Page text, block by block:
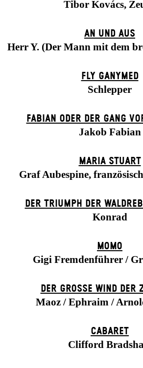
Tibor Kovács,
AN UND AUS
Herr Y. (Der Mann mit dem
FLY GANYMED
Schlepper
FABIAN ODER DER GANG
Jakob Fabian
MARIA STUART
Graf Aubespine,
DER TRIUMPH DER
Konrad
MOMO
Gigi Fremdenführer /
DER GROSSE WIND DER
Maoz / Ephraim /
CABARET
Clifford